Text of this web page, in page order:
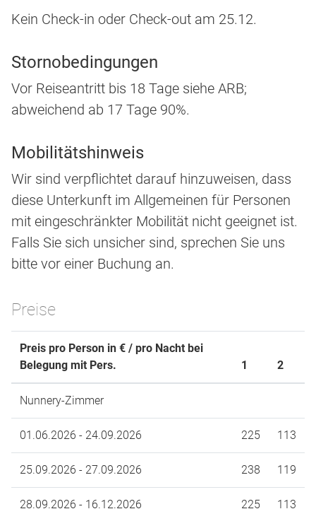
Kein Check-in oder Check-out am 25.12.
Stornobedingungen
Vor Reiseantritt bis 18 Tage siehe ARB;
abweichend ab 17 Tage 90%.
Mobilitätshinweis
Wir sind verpflichtet darauf hinzuweisen, dass
diese Unterkunft im Allgemeinen für Personen
mit eingeschränkter Mobilität nicht geeignet ist.
Falls Sie sich unsicher sind, sprechen Sie uns
bitte vor einer Buchung an.
Preise
Preis pro Person in € / pro Nacht bei
Belegung mit Pers.
1 2
Nunnery-Zimmer
01.06.2026 - 24.09.2026 225 113
25.09.2026 - 27.09.2026 238 119
28.09.2026 - 16.12.2026 225 113